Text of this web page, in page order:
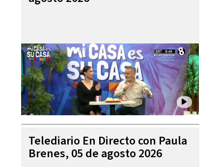
Telediario En Directo con Paula
Brenes, 05 de agosto 2026